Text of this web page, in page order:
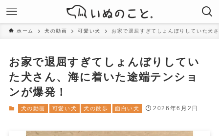
ホーム 犬の動画 可愛い犬 お家で退屈すぎてしょんぼりしていた犬
お家で退屈すぎてしょんぼりしてい
た犬さん、海に着いた途端テンショ
ンが爆発！
犬の動画 可愛い犬 犬の散歩 面白い犬 2026年6月2日